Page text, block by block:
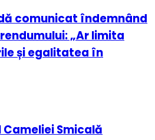
comunicat îndemnând
„Ar limita
și egalitatea în
Cameliei Smicală